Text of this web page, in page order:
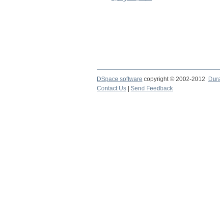
DSpace software copyright © 2002-2012
Contact Us
Send Feedback